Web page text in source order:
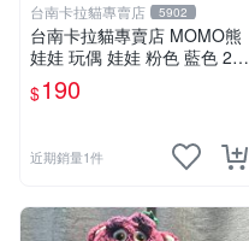
台南卡拉貓專賣店 5902
台南卡拉貓專賣店 MOMO熊
娃娃 玩偶 娃娃 粉色 藍色 2色
分售
$190
近期銷量1件